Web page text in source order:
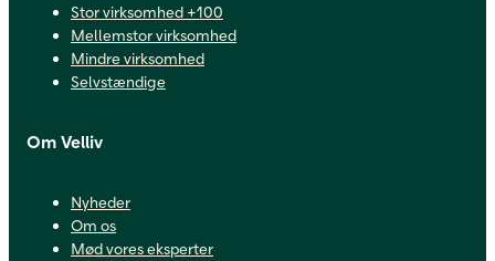
Stor virksomhed +100
Mellemstor virksomhed
Mindre virksomhed
Selvstændige
Om Velliv
Nyheder
Om os
Mød vores eksperter